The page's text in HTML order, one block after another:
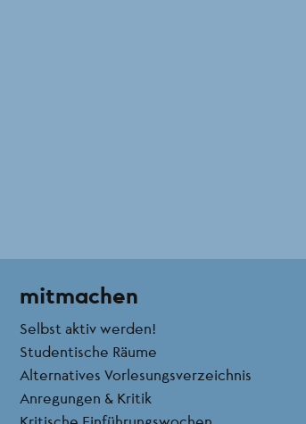
mitmachen
Selbst aktiv werden!
Studentische Räume
Alternatives Vorlesungsverzeichnis
Anregungen & Kritik